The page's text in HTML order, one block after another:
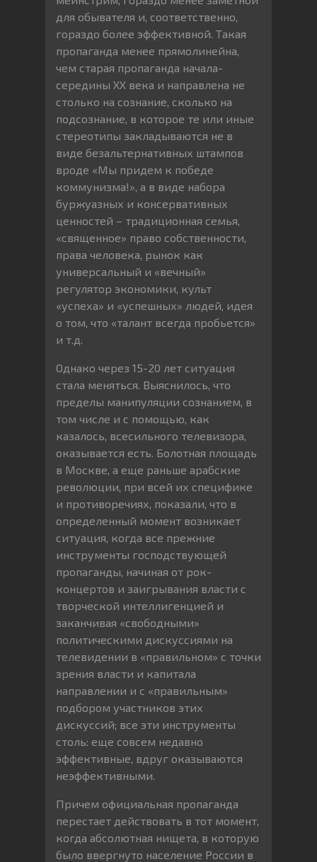
для обывателя и, соответственно,
гораздо более эффективной. Такая
пропаганда менее прямолинейна,
чем старая пропаганда начала-
середины XX века и направлена не
столько на сознание, сколько на
подсознание, в которое те или иные
стереотипы закладываются не в
виде безальтернативных штампов
вроде «Мы придем к победе
коммунизма!», а в виде набора
буржуазных и консервативных
ценностей – традиционная семья,
«священное» право собственности,
права человека, рынок как
универсальный и «вечный»
регулятор экономики, культ
«успеха» и «успешных» людей, идея
о том, что «талант всегда пробьется»
и т.д.
Однако через 15-20 лет ситуация
стала меняться. Выяснилось, что
пределы манипуляции сознанием, в
том числе и с помощью, как
казалось, всесильного телевизора,
оказывается есть. Болотная площадь
в Москве, а еще раньше арабские
революции, при всей их специфике
и противоречиях, показали, что в
определенный момент возникает
ситуация, когда все прежние
инструменты господствующей
пропаганды, начиная от рок-
концертов и заигрывания власти с
творческой интеллигенцией и
заканчивая «свободными»
политическими дискуссиями на
телевидении в «правильном» с точки
зрения власти и капитала
направлении и с «правильным»
подбором участников этих
дискуссий; все эти инструменты
столь: еще совсем недавно
эффективные, вдруг оказываются
неэффективными.
Причем официальная пропаганда
перестает действовать в тот момент,
когда абсолютная нищета, в которую
было ввергнуто население России в